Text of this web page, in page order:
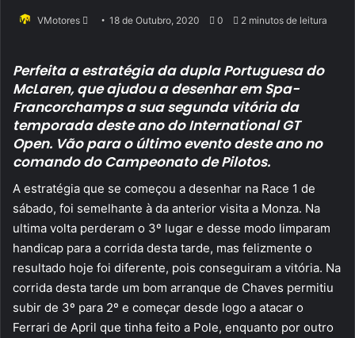
VMotores
Send18 de Outubro, 2020 0 2 minutos de leitura
Perfeita a estratégia da dupla Portuguesa do
McLaren, que ajudou a desenhar em Spa-
Francorchamps a sua segunda vitória da
temporada deste ano do International GT
Open. Vão para o último evento deste ano no
comando do Campeonato de Pilotos.
A estratégia que se começou a desenhar na Race 1 de
sábado, foi semelhante à da anterior visita a Monza. Na
ultima volta perderam o 3º lugar e desse modo limparam
handicap para a corrida desta tarde, mas felizmente o
resultado hoje foi diferente, pois conseguiram a vitória. Na
corrida desta tarde um bom arranque de Chaves permitiu
subir de 3º para 2º e começar desde logo a atacar o
Ferrari de April que tinha feito a Pole, enquanto por outro